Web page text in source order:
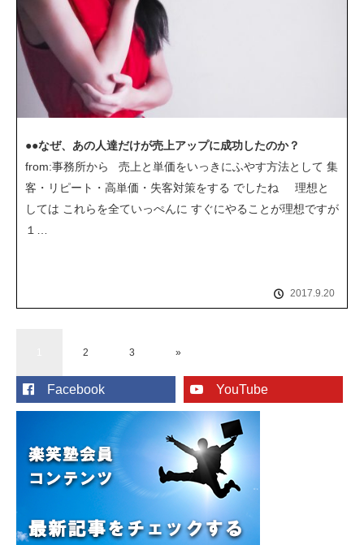
●●なぜ、あの人達だけが売上アップに成功したのか？
from:事務所から 売上と単価をいっきにふやす方法として 集
客・リピート・高単価・失客対策をする でしたね 理想と
しては これらを全ていっぺんに すぐにやることが理想ですが
１…
2017.9.20
2 3 »
Facebook YouTube